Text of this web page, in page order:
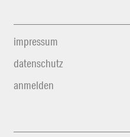
impressum
datenschutz
anmelden